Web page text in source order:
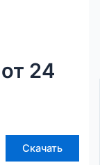
24
Скачать